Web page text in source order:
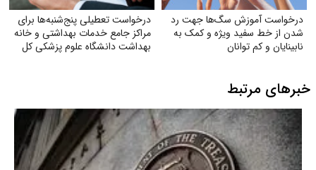
درخواست آموزش سگ‌ها جهت رد
شدن از خط سفید ویژه و کمک به
نابینایان و کم توانان
درخواست تعطیلی پنج‌شنبه‌ها برای
مراکز جامع خدمات بهداشتی و خانه
بهداشت دانشگاه علوم پزشکی کل
خبرهای مرتبط